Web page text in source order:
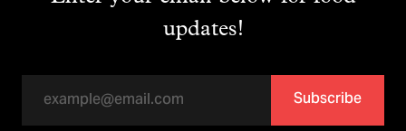
updates!
Subscribe